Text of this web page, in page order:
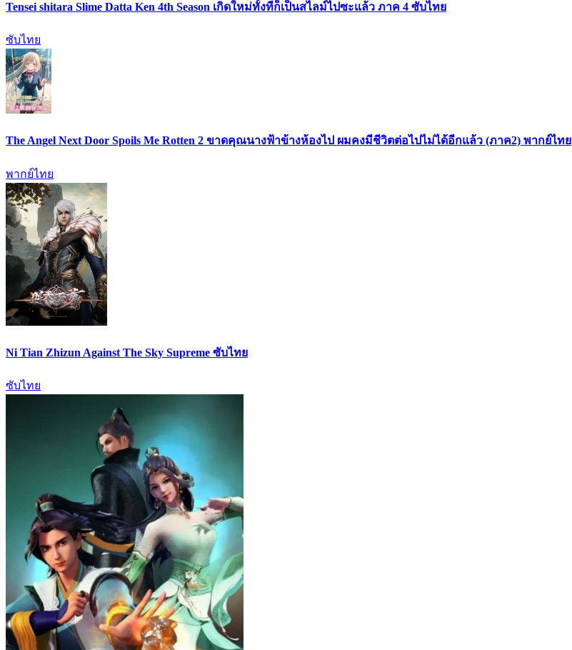
Tensei shitara Slime Datta Ken 4th Season เกิดใหม่ทั้งทีก็เป็นสไลม์ไปซะแล้ว ภาค 4 ซับไทย
ซับไทย
The Angel Next Door Spoils Me Rotten 2 ขาดคุณนางฟ้าข้างห้องไป ผมคงมีชีวิตต่อไปไม่ได้อีกแล้ว (ภาค2) พากย์ไทย
พากย์ไทย
Ni Tian Zhizun Against The Sky Supreme ซับไทย
ซับไทย